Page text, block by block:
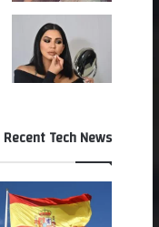
Recent Tech News